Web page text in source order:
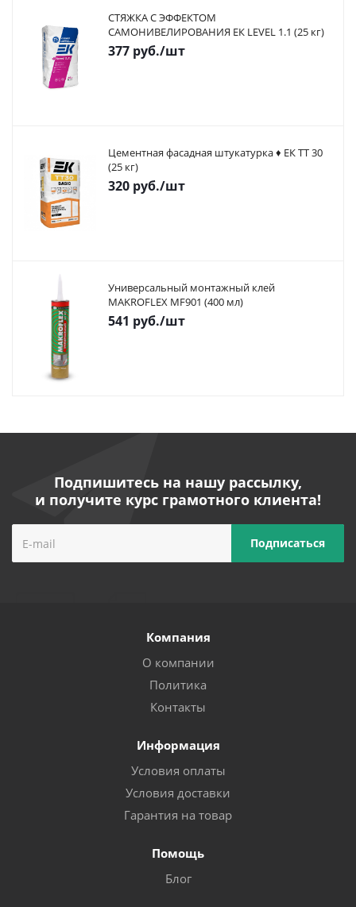
СТЯЖКА С ЭФФЕКТОМ
САМОНИВЕЛИРОВАНИЯ ЕК LEVEL 1.1 (25 кг)
377 руб./шт
Цементная фасадная штукатурка ♦ ЕК ТТ 30
(25 кг)
320 руб./шт
Универсальный монтажный клей
MAKROFLEX MF901 (400 мл)
541 руб./шт
Подпишитесь на нашу рассылку,
и получите курс грамотного клиента!
Компания
О компании
Политика
Контакты
Информация
Условия оплаты
Условия доставки
Гарантия на товар
Помощь
Блог